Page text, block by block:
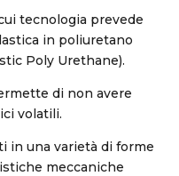
tecnologia prevede
in poliuretano
Poly Urethane).
di non avere
volatili.
in una varietà di forme
meccaniche